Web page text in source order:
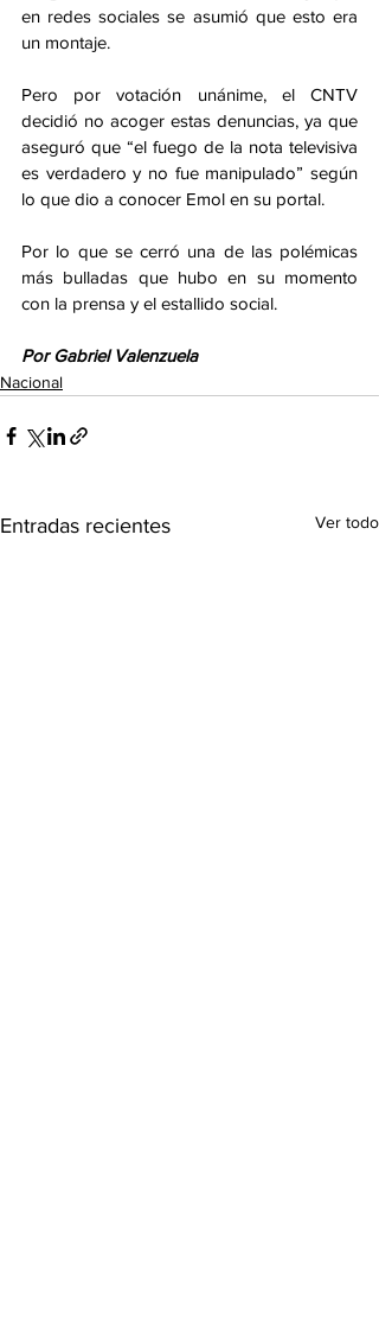
en redes sociales se asumió que esto era
un montaje.
Pero por votación unánime, el CNTV
decidió no acoger estas denuncias, ya que
aseguró que “el fuego de la nota televisiva
es verdadero y no fue manipulado” según
lo que dio a conocer Emol en su portal.
Por lo que se cerró una de las polémicas
más bulladas que hubo en su momento
con la prensa y el estallido social.
Por Gabriel Valenzuela
Nacional
Entradas recientes Ver todo